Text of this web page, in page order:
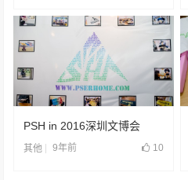
PSH in 2016深圳文博会
其他 9年前 10